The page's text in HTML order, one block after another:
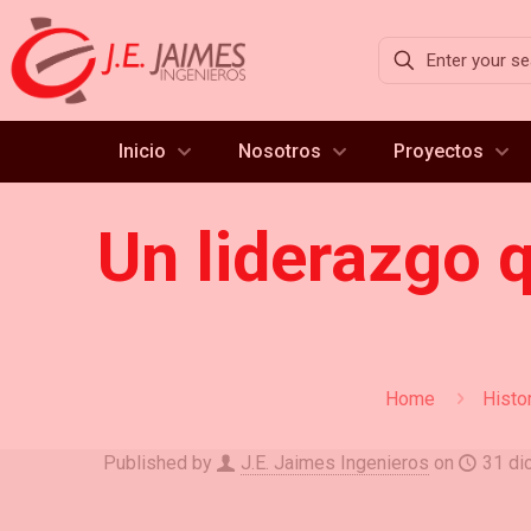
Inicio Nosotros Proyectos
Un liderazgo
Home
Published by J.E. Jaimes Ingenieros on 31